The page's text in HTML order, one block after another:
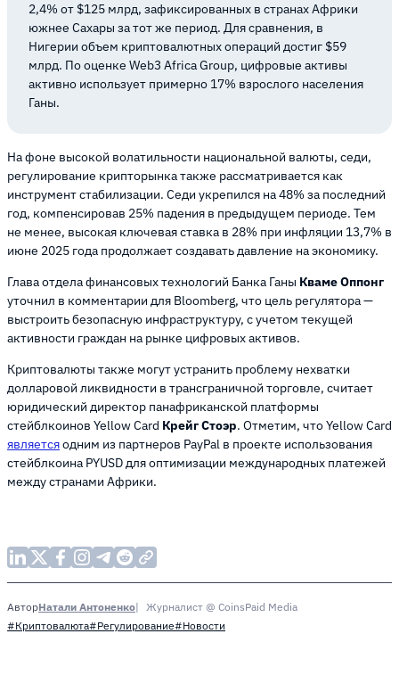
2,4% от $125 млрд, зафиксированных в странах Африки
южнее Сахары за тот же период. Для сравнения, в
Нигерии объем криптовалютных операций достиг $59
млрд. По оценке Web3 Africa Group, цифровые активы
активно использует примерно 17% взрослого населения
Ганы.
На фоне высокой волатильности национальной валюты, седи,
регулирование крипторынка также рассматривается как
инструмент стабилизации. Седи укрепился на 48% за последний
год, компенсировав 25% падения в предыдущем периоде. Тем
не менее, высокая ключевая ставка в 28% при инфляции 13,7% в
июне 2025 года продолжает создавать давление на экономику.
Глава отдела финансовых технологий Банка Ганы Кваме Оппонг
уточнил в комментарии для Bloomberg, что цель регулятора —
выстроить безопасную инфраструктуру, с учетом текущей
активности граждан на рынке цифровых активов.
Криптовалюты также могут устранить проблему нехватки
долларовой ликвидности в трансграничной торговле, считает
юридический директор панафриканской платформы
стейблкоинов Yellow Card Крейг Стоэр. Отметим, что Yellow Card
являетсяодним из партнеров PayPal в проекте использования
стейблкоина PYUSD для оптимизации международных платежей
между странами Африки.
АвторНатали Антоненко
Журналист @ CoinsPaid Media
#Криптовалюта#Регулирование#Новости